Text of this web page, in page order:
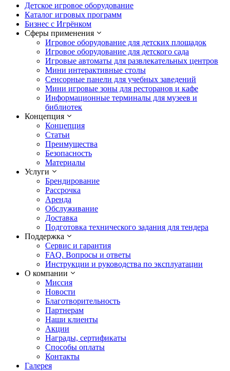
Детское игровое оборудование
Каталог игровых программ
Бизнес с Игрёнком
Сферы применения
Игровое оборудование для детских площадок
Игровое оборудование для детского сада
Игровые автоматы для развлекательных центров
Мини интерактивные столы
Сенсорные панели для учебных заведений
Мини игровые зоны для ресторанов и кафе
Информационные терминалы для музеев и
библиотек
Концепция
Концепция
Статьи
Преимущества
Безопасность
Материалы
Услуги
Брендирование
Рассрочка
Аренда
Обслуживание
Доставка
Подготовка технического задания для тендера
Поддержка
Сервис и гарантия
FAQ. Вопросы и ответы
Инструкции и руководства по эксплуатации
О компании
Миссия
Новости
Благотворительность
Партнерам
Наши клиенты
Акции
Награды, сертификаты
Способы оплаты
Контакты
Галерея